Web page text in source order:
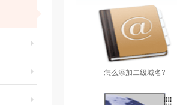
怎么添加二级域名?